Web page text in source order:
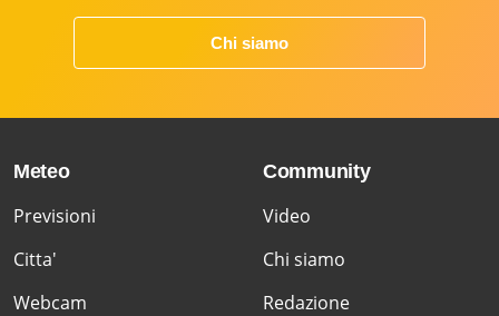
Chi siamo
Meteo
Previsioni
Citta'
Webcam
Community
Video
Chi siamo
Redazione